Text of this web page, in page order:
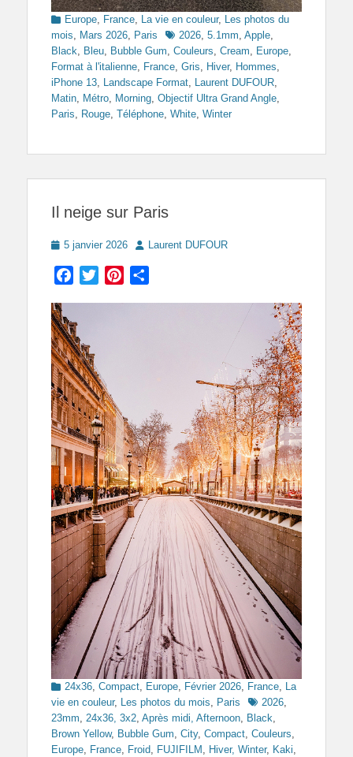
Categories
Europe France La vie en couleur, Les photos du
mois
Mars 2026 Paris Tags2026 5.1mm Apple
Black
Bleu Bubble Gum Couleurs Cream Europe
Format à l'italienne France Gris Hiver, Hommes
iPhone 13 Landscape Format Laurent DUFOUR
Matin Métro Morning Objectif Ultra Grand Angle
Paris
Rouge Téléphone White Winter
Il neige sur Paris
Posted
5 janvier 2026 AuthorLaurent DUFOUR
Facebook
TwitterPinterest
Categories
24x36, Compact, Europe, Février 2026, France, La
vie en couleur, Les photos du mois, Paris Tags2026,
23mm, 24x36, 3x2, Après midi, Afternoon, Black,
Brown Yellow, Bubble Gum, City, Compact, Couleurs,
Europe, France, Froid, FUJIFILM , Hiver, Winter, Kaki,